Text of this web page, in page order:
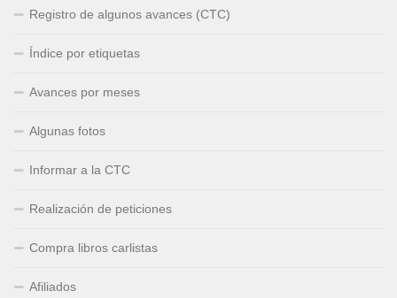
Registro de algunos avances (CTC)
Índice por etiquetas
Avances por meses
Algunas fotos
Informar a la CTC
Realización de peticiones
Compra libros carlistas
Afiliados